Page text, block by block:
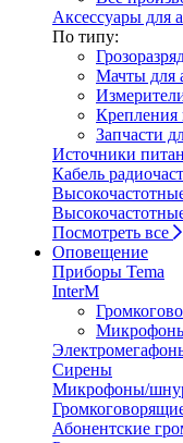
Аксессуары для
По типу:
Мачты для
Крепления
Запчасти
Источники
Кабель
Посмотреть все
Оповещение
Приборы Tema
InterM
Сирены
Микрофоны/
Абонентские